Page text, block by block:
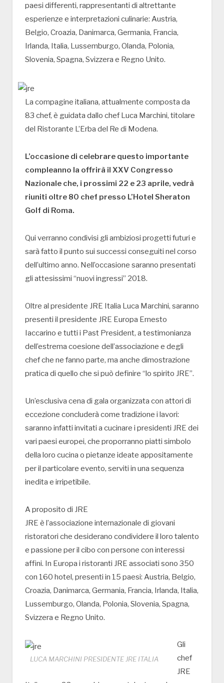
paesi differenti, rappresentanti di altrettante
esperienze e interpretazioni culinarie: Austria,
Belgio, Croazia, Danimarca, Germania, Francia,
Irlanda, Italia, Lussemburgo, Olanda, Polonia,
Slovenia, Spagna, Svizzera e Regno Unito.
La compagine italiana, attualmente composta da
83 chef, è guidata dallo chef Luca Marchini, titolare
del Ristorante L’Erba del Re di Modena.
L’occasione di celebrare questo importante
compleanno la offrirà il XXV Congresso
Nazionale che, i prossimi 22 e 23 aprile, vedrà
riuniti oltre 80 chef presso L’Hotel Sheraton
Golf di Roma.
Qui verranno condivisi gli ambiziosi progetti futuri e
sarà fatto il punto sui successi conseguiti nel corso
dell’ultimo anno. Nell’occasione saranno presentati
gli attesissimi “nuovi ingressi” 2018.
Oltre al presidente JRE Italia Luca Marchini, saranno
presenti il presidente JRE Europa Ernesto
Iaccarino e tutti i Past President, a testimonianza
dell’estrema coesione dell’associazione e degli
chef che ne fanno parte, ma anche dimostrazione
pratica di quello che si può definire “lo spirito JRE”.
Un’esclusiva cena di gala organizzata con attori di
eccezione concluderà come tradizione i lavori:
saranno infatti invitati a cucinare i presidenti JRE dei
vari paesi europei, che proporranno piatti simbolo
della loro cucina o pietanze ideate appositamente
per il particolare evento, serviti in una sequenza
inedita e irripetibile.
A proposito di JRE
JRE è l’associazione internazionale di giovani
ristoratori che desiderano condividere il loro talento
e passione per il cibo con persone con interessi
affini. In Europa i ristoranti JRE associati sono 350
con 160 hotel, presenti in 15 paesi: Austria, Belgio,
Croazia, Danimarca, Germania, Francia, Irlanda, Italia,
Lussemburgo, Olanda, Polonia, Slovenia, Spagna,
Svizzera e Regno Unito.
LUCA MARCHINI PRESIDENTE JRE ITALIA
Gli
chef
JRE